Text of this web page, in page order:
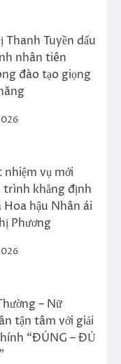
Thanh Tuyền dấu
nhân tiên
đào tạo giọng
vụ mới
khẳng định
Hoa hậu Nhân ái
Phương
– Nữ
tận tâm với giải
“ĐÚNG – ĐỦ